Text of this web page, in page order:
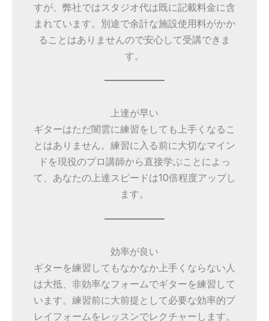
すが、弊社ではスタジオ代は既に記載料金に含
まれています。別途で余計な施設使用料がかか
ることはありませんので安心して受講できま
す。
上達が早い
ギターはただ闇雲に練習をしても上手くなるこ
とはありません。練習に入る前に大切なマイン
ドを現役のプロ講師から直接学ぶことによっ
て、あなたの上達スピードは10倍程度アップし
ます。
効率が良い
ギターを練習してもなかなか上手くならない人
は大抵、非効率なフォームでギターを練習して
います。練習前に大前提として必要な効率的プ
レイフォームをレッスンでレクチャーします。